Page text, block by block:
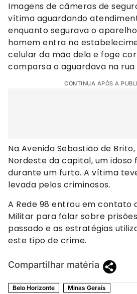
Imagens de câmeras de
vítima aguardando
enquanto segurava o
homem entra no
celular da mão dela e foge
comparsa o aguardava na
CONTINUA APÓS A
Na Avenida Sebastião de
Nordeste da capital, um idoso
durante um furto. A vítima
levada pelos criminosos.
A Rede 98 entrou em contato
Militar para falar sobre
passado e as estratégias
este tipo de crime.
Compartilhar matéria
Belo Horizonte Minas Gerais